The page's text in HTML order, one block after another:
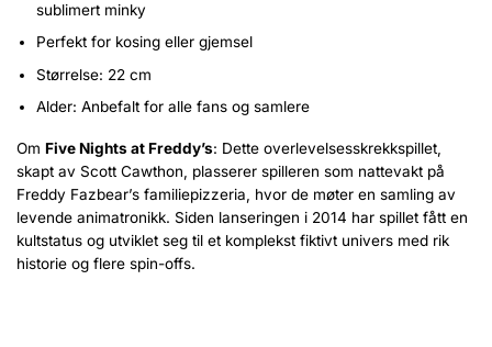
sublimert minky
Perfekt for kosing eller gjemsel
Størrelse: 22 cm
Alder: Anbefalt for alle fans og samlere
Om Five Nights at Freddy’s: Dette overlevelsesskrekkspillet,
skapt av Scott Cawthon, plasserer spilleren som nattevakt på
Freddy Fazbear’s familiepizzeria, hvor de møter en samling av
levende animatronikk. Siden lanseringen i 2014 har spillet fått en
kultstatus og utviklet seg til et komplekst fiktivt univers med rik
historie og flere spin-offs.